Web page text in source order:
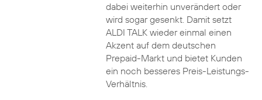
dabei weiterhin unverändert oder
wird sogar gesenkt. Damit setzt
ALDI TALK wieder einmal einen
Akzent auf dem deutschen
Prepaid-Markt und bietet Kunden
ein noch besseres Preis-Leistungs-
Verhältnis.